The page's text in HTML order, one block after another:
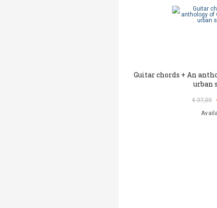
Guitar chords + An
urban
€ 37,00